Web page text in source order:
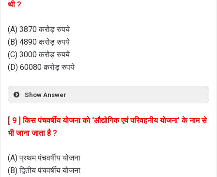
थी ?
(A) 3870 करोड़ रुपये
(B) 4890 करोड़ रुपये
(C) 3000 करोड़ रुपये
(D) 60080 करोड़ रुपये
Show Answer
[ 9 ] किस पंचवर्षीय योजना को ‘औद्योगिक एवं परिवहनीय योजना’ के नाम से
भी जाना जाता है ?
(A) प्रथम पंचवर्षीय योजना
(B) द्वितीय पंचवर्षीय योजना